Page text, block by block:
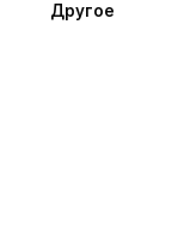
Другое